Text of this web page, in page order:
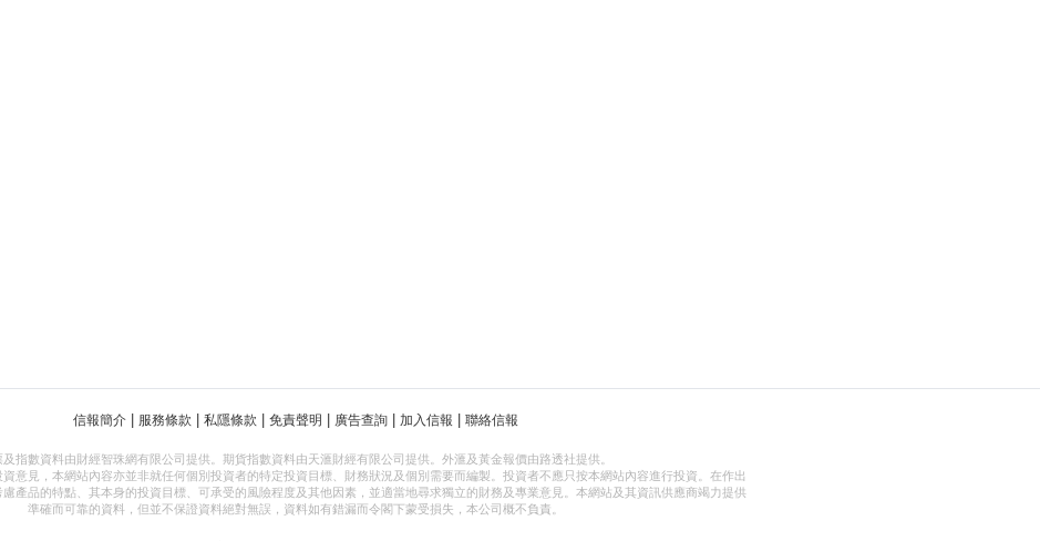
信報簡介 服務條款 私隱條款 免責聲明 廣告查詢 加入信報 聯絡信報
及指數資料由財經智珠網有限公司提供。期貨指數資料由天滙財經有限公司提供。外滙及黃金報價由路透社提供。
意見，本網站內容亦並非就任何個別投資者的特定投資目標、財務狀況及個別需要而編製。投資者不應只按本網站內容進行投資。在作出
產品的特點、其本身的投資目標、可承受的風險程度及其他因素，並適當地尋求獨立的財務及專業意見。本網站及其資訊供應商竭力提供
準確而可靠的資料，但並不保證資料絕對無誤，資料如有錯漏而令閣下蒙受損失，本公司概不負責。